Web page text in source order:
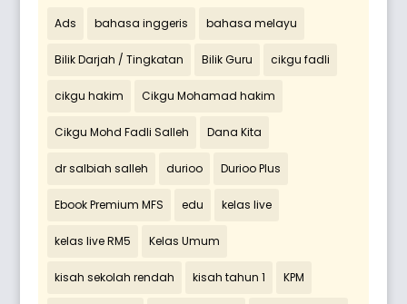
Ads bahasa inggeris bahasa melayu
Bilik Darjah / Tingkatan Bilik Guru cikgu fadli
cikgu hakim Cikgu Mohamad hakim
Cikgu Mohd Fadli Salleh Dana Kita
dr salbiah salleh durioo Durioo Plus
Ebook Premium MFS edu kelas live
kelas live RM5 Kelas Umum
kisah sekolah rendah kisah tahun 1 KPM